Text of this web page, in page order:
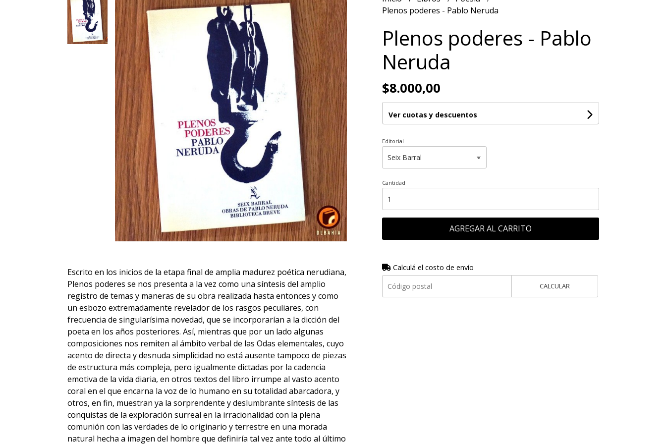
Escrito en los inicios de la etapa final de amplia madurez poética nerudiana,
Plenos poderes se nos presenta a la vez como una síntesis del amplio
registro de temas y maneras de su obra realizada hasta entonces y como
un esbozo extremadamente revelador de los rasgos peculiares, con
frecuencia de singularísima novedad, que se incorporarían a la dicción del
poeta en los años posteriores. Así, mientras que por un lado algunas
composiciones nos remiten al ámbito verbal de las Odas elementales, cuyo
acento de directa y desnuda simplicidad no está ausente tampoco de piezas
de estructura más compleja, pero igualmente dictadas por la cadencia
emotiva de la vida diaria, en otros textos del libro irrumpe al vasto acento
coral en el que encarna la voz de lo humano en su totalidad abarcadora, y
otros, en fin, muestran ya la sorprendente y deslumbrante síntesis de las
conquistas de la exploración surreal en la irracionalidad con la plena
comunión con las verdades de lo originario y terrestre en una morada
natural hecha a imagen del hombre que definiría tal vez ante todo al último
Plenos poderes - Pablo Neruda
Plenos poderes - Pablo
Neruda
$8.000,00
Ver cuotas y descuentos
Editorial
Cantidad
AGREGAR AL CARRITO
Calculá el costo de envío
CALCULAR